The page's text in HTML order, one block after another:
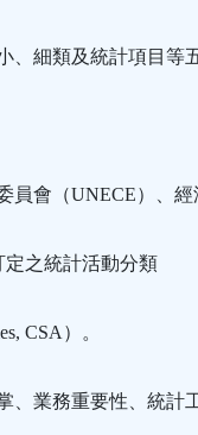
、細類及統計項目等
員會（UNECE）、經
之統計活動分類
CSA）。
、業務重要性、統計